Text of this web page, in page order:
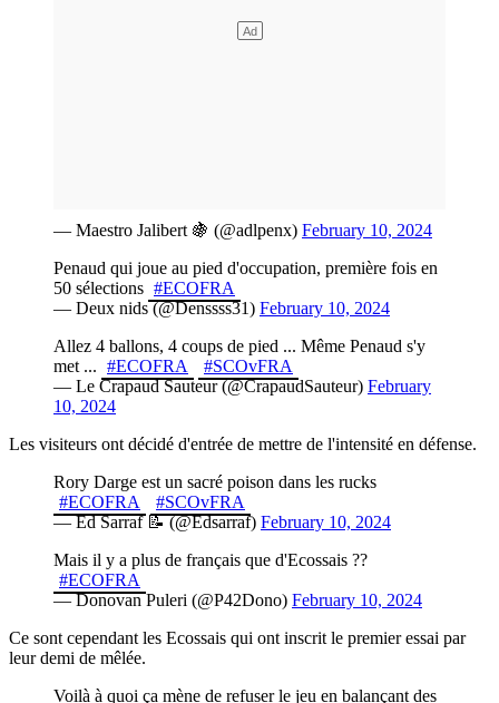
— Maestro Jalibert 🍇 (@adlpenx) February 10, 2024
Penaud qui joue au pied d'occupation, première fois en
50 sélections #ECOFRA
— Deux nids (@Denssss31) February 10, 2024
Allez 4 ballons, 4 coups de pied ... Même Penaud s'y
met ... #ECOFRA
#SCOvFRA
— Le Crapaud Sauteur (@CrapaudSauteur) February
10, 2024
Les visiteurs ont décidé d'entrée de mettre de l'intensité en défense.
Rory Darge est un sacré poison dans les rucks
#ECOFRA
#SCOvFRA
— Ed Sarraf 📝 (@Edsarraf) February 10, 2024
Mais il y a plus de français que d'Ecossais ??
#ECOFRA
— Donovan Puleri (@P42Dono) February 10, 2024
Ce sont cependant les Ecossais qui ont inscrit le premier essai par
leur demi de mêlée.
Voilà à quoi ça mène de refuser le jeu en balançant des